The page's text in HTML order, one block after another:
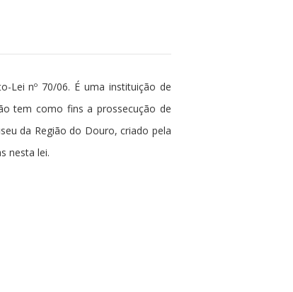
Lei nº 70/06. É uma instituição de
tem como fins a prossecução de
da Região do Douro, criado pela
nesta lei.